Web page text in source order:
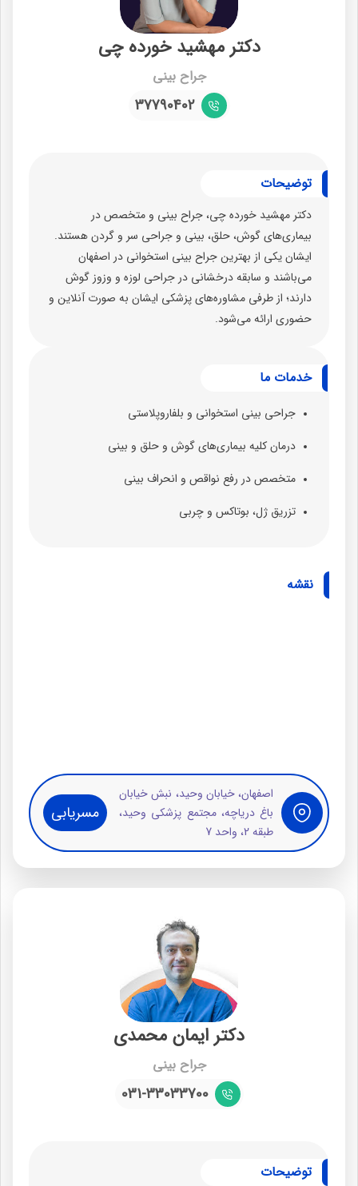
دکتر مهشید خورده چی
جراح بینی
37790402
توضیحات
دکتر مهشید خورده چی، جراح بینی و متخصص در
بیماری‌های گوش، حلق، بینی و جراحی سر و گردن هستند.
ایشان یکی از بهترین جراح بینی استخوانی در اصفهان
می‌باشند و سابقه درخشانی در جراحی لوزه و وزوز گوش
دارند؛ از طرفی مشاوره‌های پزشکی ایشان به صورت آنلاین و
حضوری ارائه می‌شود.
خدمات ما
جراحی بینی استخوانی و بلفاروپلاستی
درمان کلیه بیماری‌های گوش و حلق و بینی
متخصص در رفع نواقص و انحراف بینی
تزریق ژل، بوتاکس و چربی
نقشه
اصفهان، خیابان وحید، نبش خیابان
باغ دریاچه، مجتمع پزشکی وحید،
طبقه 2، واحد 7
مسریابی
دکتر ایمان محمدی
جراح بینی
031-33033700
توضیحات